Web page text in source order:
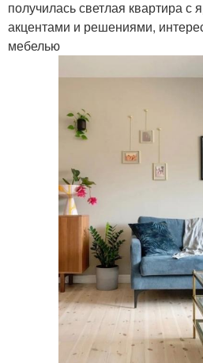
получилась светлая квартира с
акцентами и решениями,
мебелью